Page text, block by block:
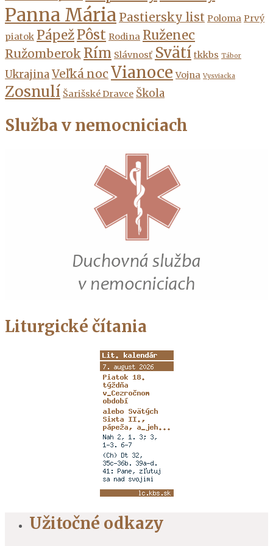
Panna Mária Pastiersky list Poloma Prvý
piatok PápežPôst Rodina Ruženec
Ružomberok Rím Slávnosť Svätí tkkbs Tábor
UkrajinaVeľká noc Vianoce Vojna Vysviacka
Zosnulí Šarišské Dravce Škola
Služba v nemocniciach
Liturgické čítania
Užitočné odkazy